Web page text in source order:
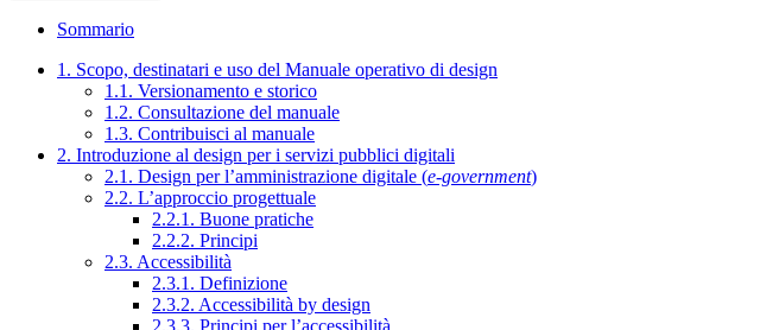
Sommario
1. Scopo, destinatari e uso del Manuale operativo di design
1.1. Versionamento e storico
1.2. Consultazione del manuale
1.3. Contribuisci al manuale
2. Introduzione al design per i servizi pubblici digitali
2.1. Design per l’amministrazione digitale (e-government)
2.2. L’approccio progettuale
2.2.1. Buone pratiche
2.2.2. Principi
2.3. Accessibilità
2.3.1. Definizione
2.3.2. Accessibilità by design
2.3.3. Principi per l’accessibilità